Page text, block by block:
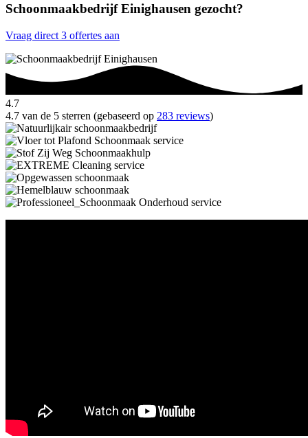
Schoonmaakbedrijf Einighausen gezocht?
Vraag direct 3 offertes aan
4.7
4.7 van de 5 sterren (gebaseerd op 283 reviews)